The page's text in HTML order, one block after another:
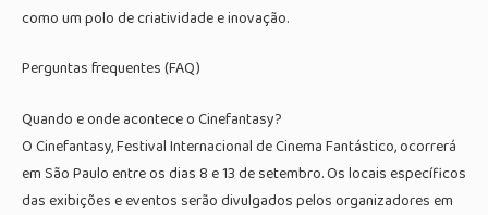
como um polo de criatividade e inovação.
Perguntas frequentes (FAQ)
Quando e onde acontece o Cinefantasy?
O Cinefantasy, Festival Internacional de Cinema Fantástico, ocorrerá
em São Paulo entre os dias 8 e 13 de setembro. Os locais específicos
das exibições e eventos serão divulgados pelos organizadores em